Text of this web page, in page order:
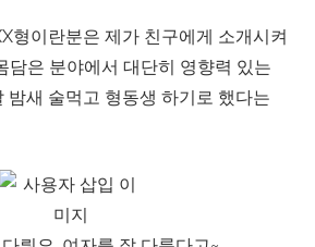
형이란분은 제가 친구에게 소개시켜
담은 분야에서 대단히 영향력 있는
밤새 술먹고 형동생 하기로 했다는